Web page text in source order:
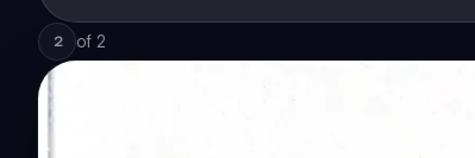
2 of 2